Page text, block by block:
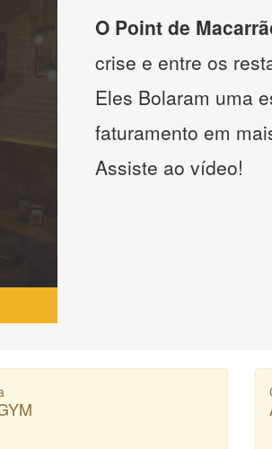
O Point de
crise e entre os
Eles Bolaram uma
faturamento em
Assiste ao vídeo!